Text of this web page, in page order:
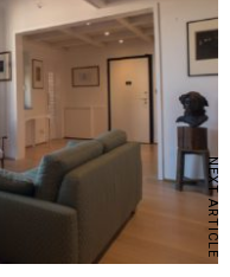
NEXT ARTICLE